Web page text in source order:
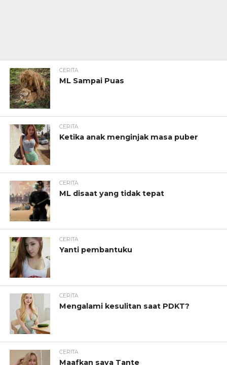
CERITA
ML Sampai Puas
CERITA
Ketika anak menginjak masa puber
CERITA
ML disaat yang tidak tepat
CERITA
Yanti pembantuku
CERITA
Mengalami kesulitan saat PDKT?
CERITA
Maafkan saya Tante